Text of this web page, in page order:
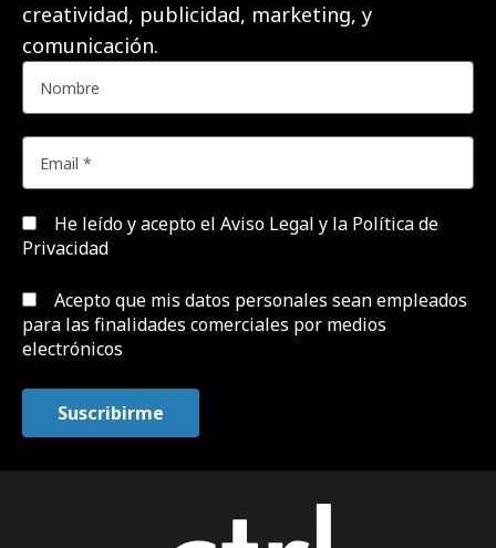
creatividad, publicidad, marketing, y
comunicación.
He leído y acepto el Aviso Legal y la Política de
Privacidad
Acepto que mis datos personales sean empleados
para las finalidades comerciales por medios
electrónicos